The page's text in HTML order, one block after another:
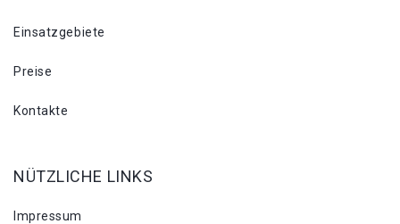
Einsatzgebiete
Preise
Kontakte
NÜTZLICHE LINKS
Impressum